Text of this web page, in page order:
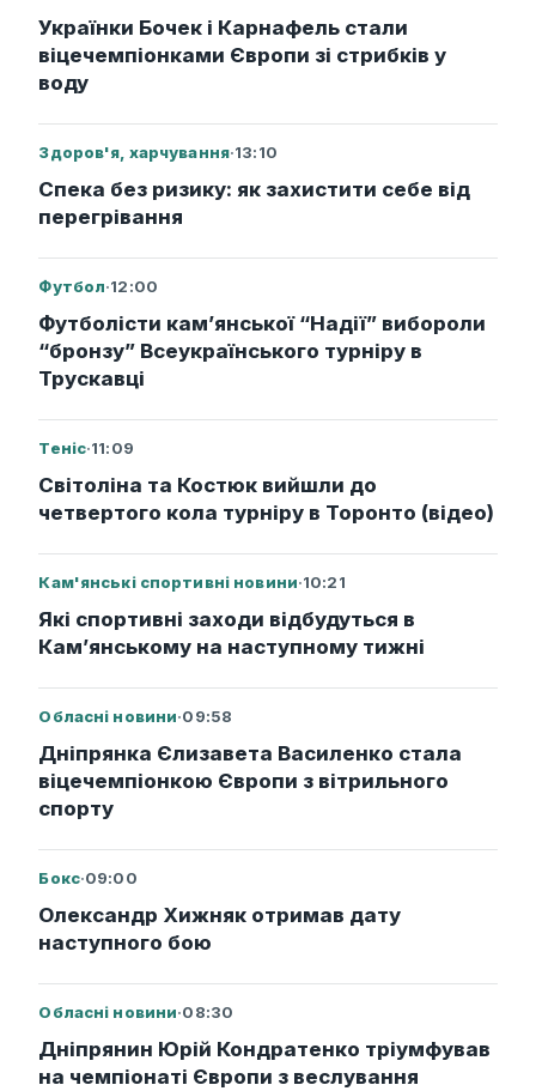
Українки Бочек і Карнафель стали
віцечемпіонками Європи зі стрибків у
воду
Здоров'я, харчування·13:10
Спека без ризику: як захистити себе від
перегрівання
Футбол·12:00
Футболісти кам’янської “Надії” вибороли
“бронзу” Всеукраїнського турніру в
Трускавці
Теніс·11:09
Світоліна та Костюк вийшли до
четвертого кола турніру в Торонто (відео)
Кам'янські спортивні новини·10:21
Які спортивні заходи відбудуться в
Кам’янському на наступному тижні
Обласні новини·09:58
Дніпрянка Єлизавета Василенко стала
віцечемпіонкою Європи з вітрильного
спорту
Бокс·09:00
Олександр Хижняк отримав дату
наступного бою
Обласні новини·08:30
Дніпрянин Юрій Кондратенко тріумфував
на чемпіонаті Європи з веслування